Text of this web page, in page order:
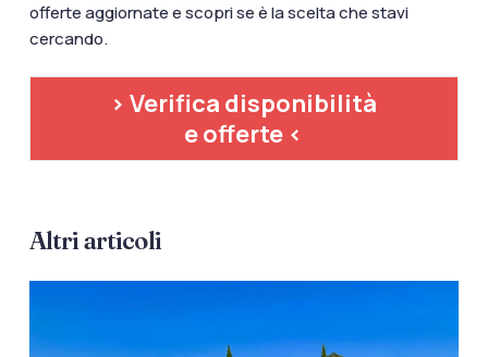
offerte aggiornate e scopri se è la scelta che stavi
cercando.
> Verifica disponibilità
e offerte <
Altri articoli